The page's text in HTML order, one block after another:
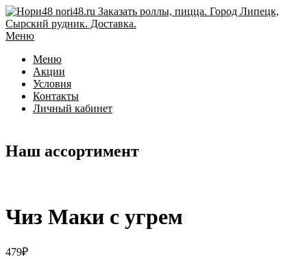
Перейти
к
содержимому
Меню
Меню
Акции
Условия
Контакты
Личный кабинет
Наш ассортимент
Чиз Маки с угрем
479₽